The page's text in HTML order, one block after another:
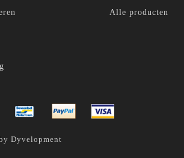
Alle producten
Dyvelopment